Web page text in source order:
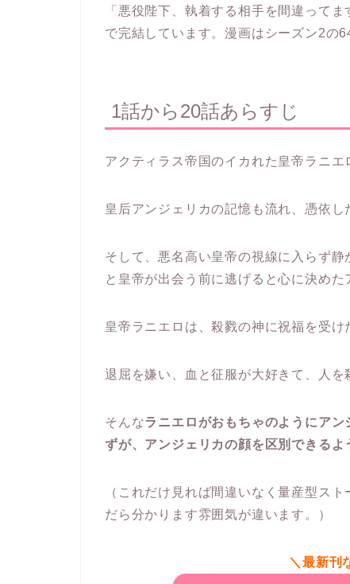
「悪役陛下、執着する相手を間違って
で完結しています。漫画はシーズン2の
1話から20話あらすじ
アクティラス帝国のイカれた皇帝ラニエ
皇后アンジェリカの記憶も流れ、憑依し
そして、悪名高い皇帝の視線に入らず
と皇帝が出会う前に逃げると心に決めた
皇帝ラニエロは、殺戮の神に祝福を受け
退屈を嫌い、血と征服が大好きて、人を
そんなラニエロがおもちゃのようにア
ずが、アンジェリカの顔を区別できるよ
（これだけ見れば間違いなく量産型ス
だら分かります雰囲気が違います。）
＼最新刊